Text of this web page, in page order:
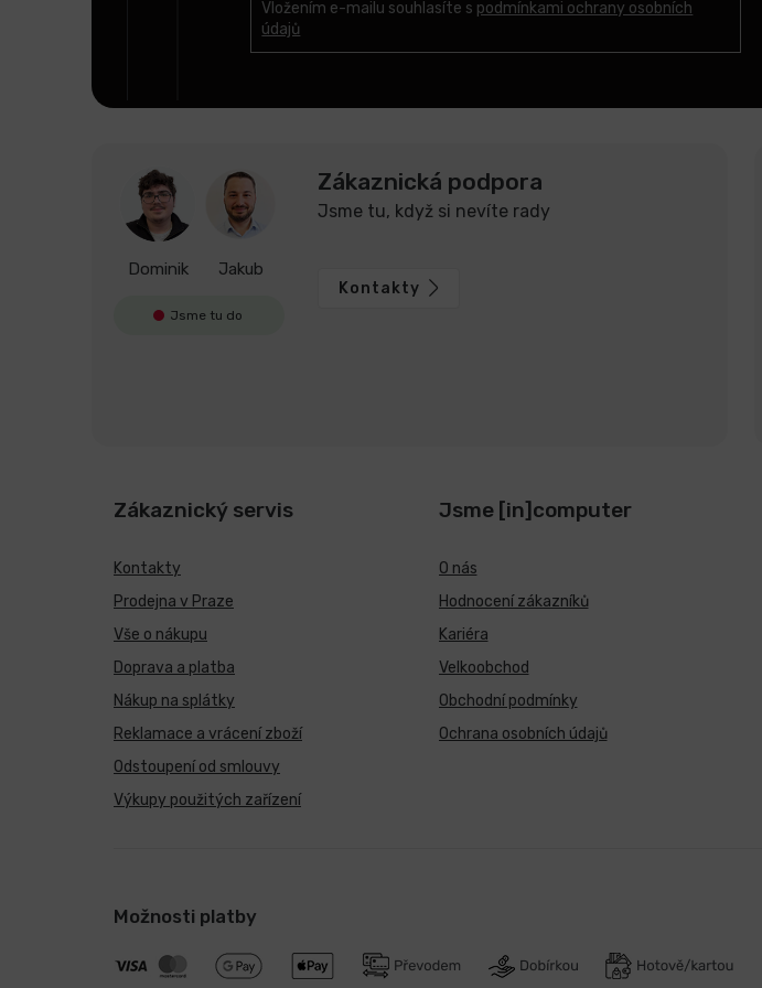
Vložením e-mailu souhlasíte s podmínkami ochrany osobních
údajů
Dominik Jakub
Jsme tu do
Zákaznická podpora
Jsme tu, když si nevíte rady
Kontakty
Zákaznický servis
Kontakty
Prodejna v Praze
Vše o nákupu
Doprava a platba
Nákup na splátky
Reklamace a vrácení zboží
Odstoupení od smlouvy
Výkupy použitých zařízení
Jsme [in]computer
O nás
Hodnocení zákazníků
Kariéra
Velkoobchod
Obchodní podmínky
Ochrana osobních údajů
Možnosti platby